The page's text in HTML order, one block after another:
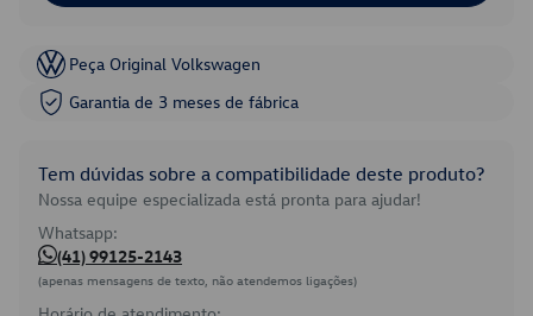
Peça Original Volkswagen
Garantia de 3 meses de fábrica
Tem dúvidas sobre a compatibilidade deste produto?
Nossa equipe especializada está pronta para ajudar!
Whatsapp:
(41) 99125-2143
(apenas mensagens de texto, não atendemos ligações)